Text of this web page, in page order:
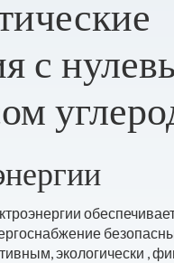
с
экологически ,